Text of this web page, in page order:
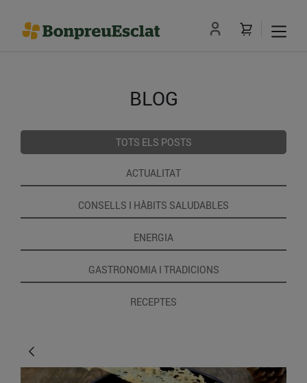
BLOG
TOTS ELS POSTS
ACTUALITAT
CONSELLS I HÀBITS SALUDABLES
ENERGIA
GASTRONOMIA I TRADICIONS
RECEPTES